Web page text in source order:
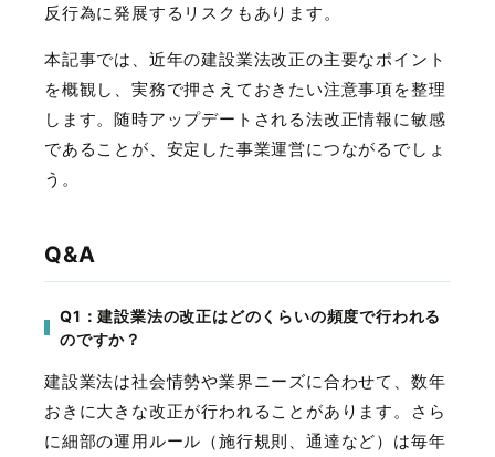
反行為に発展するリスクもあります。
本記事では、近年の建設業法改正の主要なポイント
を概観し、実務で押さえておきたい注意事項を整理
します。随時アップデートされる法改正情報に敏感
であることが、安定した事業運営につながるでしょ
う。
Q&A
Q1：建設業法の改正はどのくらいの頻度で行われる
のですか？
建設業法は社会情勢や業界ニーズに合わせて、数年
おきに大きな改正が行われることがあります。さら
に細部の運用ルール（施行規則、通達など）は毎年